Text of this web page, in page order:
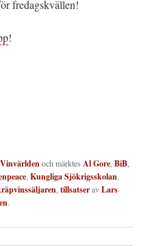
fredagskvällen!
!
Vinvärldenoch märktes Al Gore BiB
Kungliga Sjökrigsskolan
tillsatseravLars
.